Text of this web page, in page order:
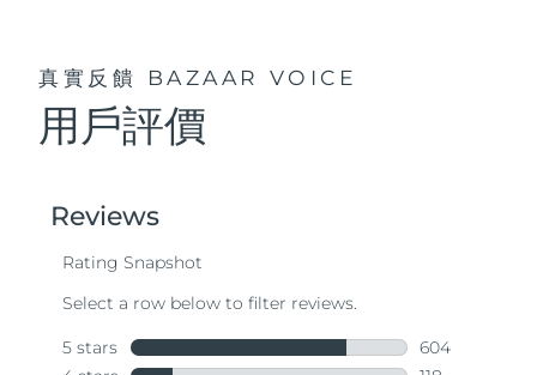
真實反饋 BAZAAR VOICE
用戶評價